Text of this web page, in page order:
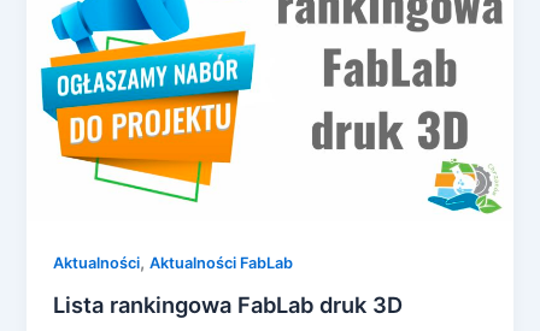
Aktualności,Aktualności FabLab
Lista rankingowa FabLab druk 3D